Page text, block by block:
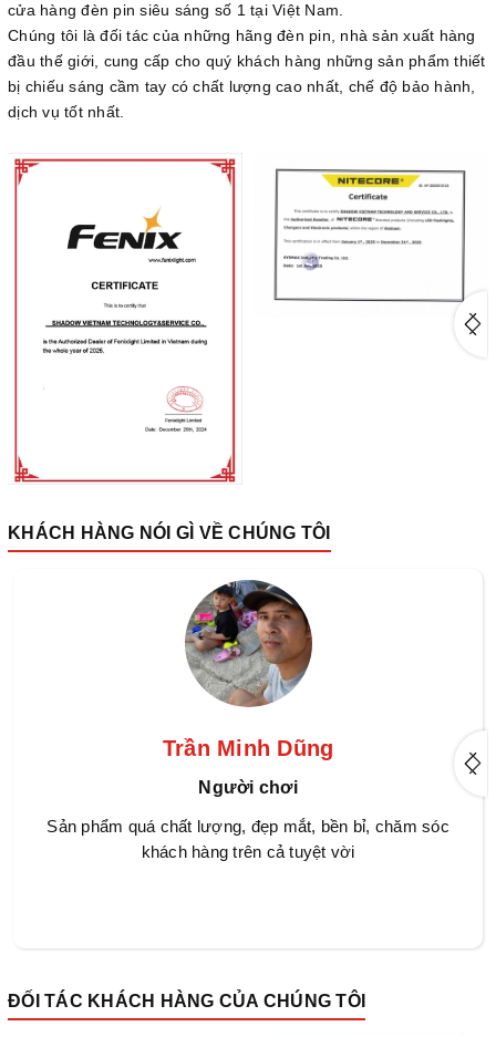
cửa hàng đèn pin siêu sáng số 1 tại Việt Nam.
Chúng tôi là đối tác của những hãng đèn pin, nhà sản xuất hàng
đầu thế giới, cung cấp cho quý khách hàng những sản phẩm thiết
bị chiếu sáng cầm tay có chất lượng cao nhất, chế độ bảo hành,
dịch vụ tốt nhất.
KHÁCH HÀNG NÓI GÌ VỀ CHÚNG TÔI
Trần Minh Dũng
Người chơi
Sản phẩm quá chất lượng, đẹp mắt, bền bỉ, chăm sóc
khách hàng trên cả tuyệt vời
ĐỐI TÁC KHÁCH HÀNG CỦA CHÚNG TÔI